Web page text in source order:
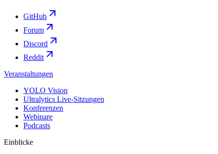
GitHub
Forum
Discord
Reddit
Veranstaltungen
YOLO Vision
Ultralytics Live-Sitzungen
Konferenzen
Webinare
Podcasts
Einblicke